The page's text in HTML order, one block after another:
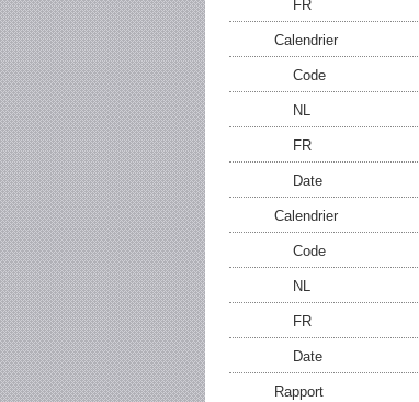
FR
Calendrier
Code
NL
FR
Date
Calendrier
Code
NL
FR
Date
Rapport